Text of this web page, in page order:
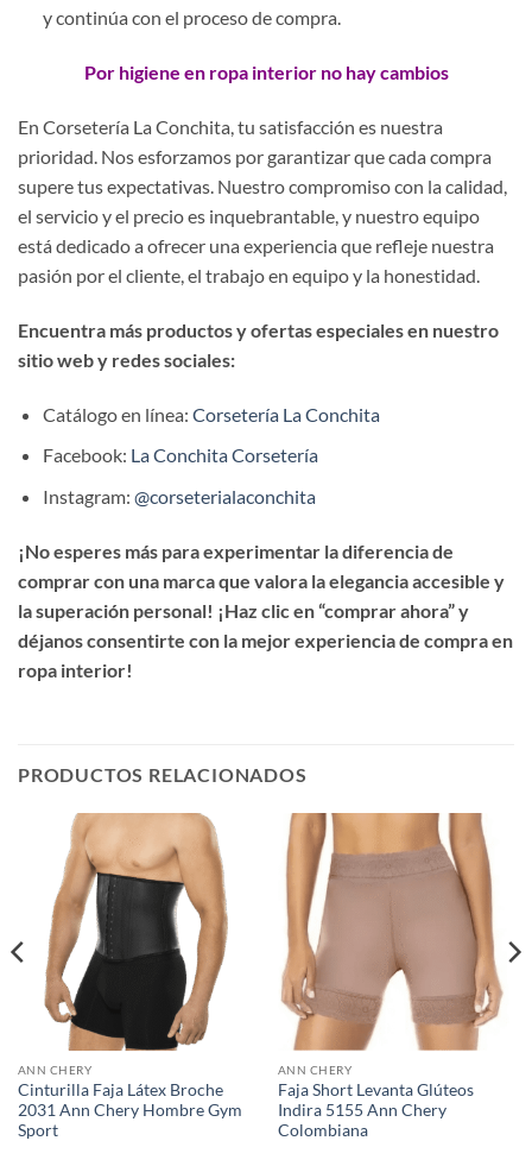
y continúa con el proceso de compra.
Por higiene en ropa interior no hay cambios
En Corsetería La Conchita, tu satisfacción es nuestra
prioridad. Nos esforzamos por garantizar que cada compra
supere tus expectativas. Nuestro compromiso con la calidad,
el servicio y el precio es inquebrantable, y nuestro equipo
está dedicado a ofrecer una experiencia que refleje nuestra
pasión por el cliente, el trabajo en equipo y la honestidad.
Encuentra más productos y ofertas especiales en nuestro
sitio web y redes sociales:
Catálogo en línea: Corsetería La Conchita
Facebook: La Conchita Corsetería
Instagram: @corseterialaconchita
¡No esperes más para experimentar la diferencia de
comprar con una marca que valora la elegancia accesible y
la superación personal! ¡Haz clic en “comprar ahora” y
déjanos consentirte con la mejor experiencia de compra en
ropa interior!
PRODUCTOS RELACIONADOS
ANN CHERY
Cinturilla Faja Látex Broche
2031 Ann Chery Hombre Gym
Sport
ANN CHERY
Faja Short Levanta Glúteos
Indira 5155 Ann Chery
Colombiana